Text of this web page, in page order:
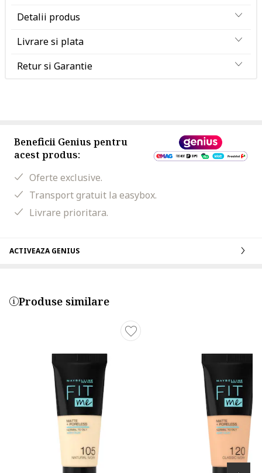
Detalii produs
Livrare si plata
Retur si Garantie
Beneficii Genius pentru
acest produs:
Oferte exclusive.
Transport gratuit la easybox.
Livrare prioritara.
ACTIVEAZA GENIUS
Produse similare